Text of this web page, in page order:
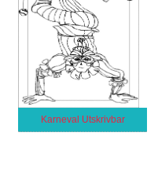
Karneval Utskrivbar